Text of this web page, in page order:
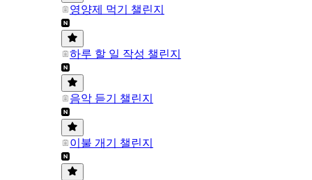
영양제 먹기 챌린지
하루 할 일 작성 챌린지
음악 듣기 챌린지
이불 개기 챌린지